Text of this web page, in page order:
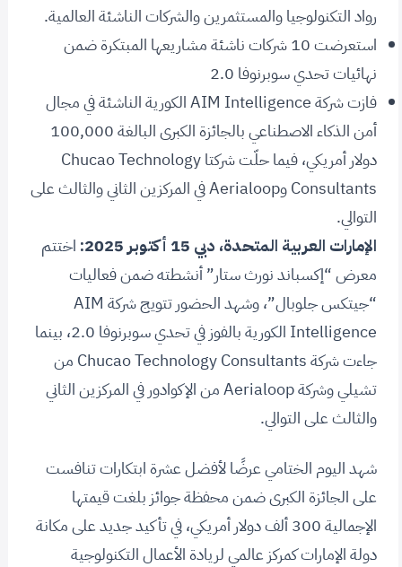
رواد التكنولوجيا والمستثمرين والشركات الناشئة العالمية.
استعرضت 10 شركات ناشئة مشاريعها المبتكرة ضمن
نهائيات تحدي سوبرنوفا 2.0
فازت شركة AIM Intelligence الكورية الناشئة في مجال
أمن الذكاء الاصطناعي بالجائزة الكبرى البالغة 100,000
دولار أمريكي، فيما حلّت شركتا Chucao Technology
Consultants وAerialoop في المركزين الثاني والثالث على
التوالي.
الإمارات العربية المتحدة، دبي 15 أكتوبر 2025:
اختتم
معرض “إكسباند نورث ستار” أنشطته ضمن فعاليات
“جيتكس جلوبال”، وشهد الحضور تتويج شركة AIM
Intelligence الكورية بالفوز في تحدي سوبرنوفا 2.0، بينما
جاءت شركة Chucao Technology Consultants من
تشيلي وشركة Aerialoop من الإكوادور في المركزين الثاني
والثالث على التوالي.
شهد اليوم الختامي عرضًا لأفضل عشرة ابتكارات تنافست
على الجائزة الكبرى ضمن محفظة جوائز بلغت قيمتها
الإجمالية 300 ألف دولار أمريكي، في تأكيد جديد على مكانة
دولة الإمارات كمركز عالمي لريادة الأعمال التكنولوجية